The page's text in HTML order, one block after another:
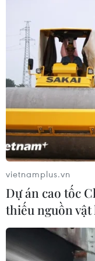
vietnamplus.vn
Dự án cao tốc
thiếu nguồn